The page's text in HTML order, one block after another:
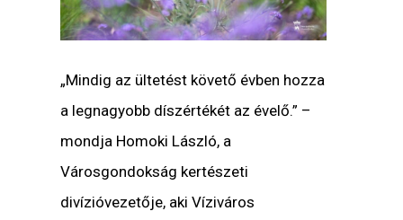
„Mindig az ültetést követő évben hozza
a legnagyobb díszértékét az évelő.” –
mondja Homoki László, a
Városgondokság kertészeti
divízióvezetője, aki Víziváros